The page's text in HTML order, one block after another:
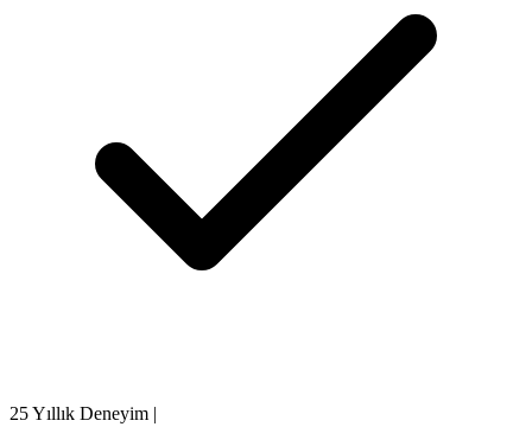
25 Yıllık Deneyim |